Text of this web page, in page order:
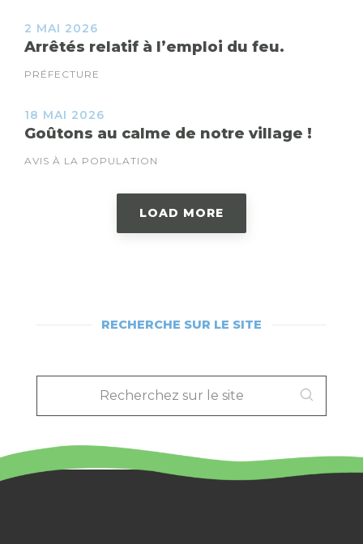
2 MAI 2026
Arrêtés relatif à l’emploi du feu.
PRÉFECTURE
18 MAI 2026
Goûtons au calme de notre village !
AVIS À LA POPULATION
LOAD MORE
RECHERCHE SUR LE SITE
RECHERCHEZ
LE
SITE